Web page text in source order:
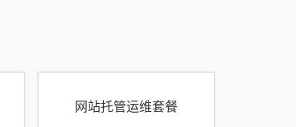
网站托管运维套餐